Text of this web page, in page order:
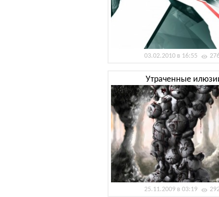
03.02.2010 в 16:55
Утраченные
25.11.2009 в 03:19